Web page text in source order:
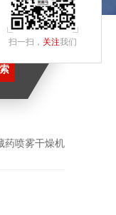
药喷雾干燥机
扫一扫， 关注我们